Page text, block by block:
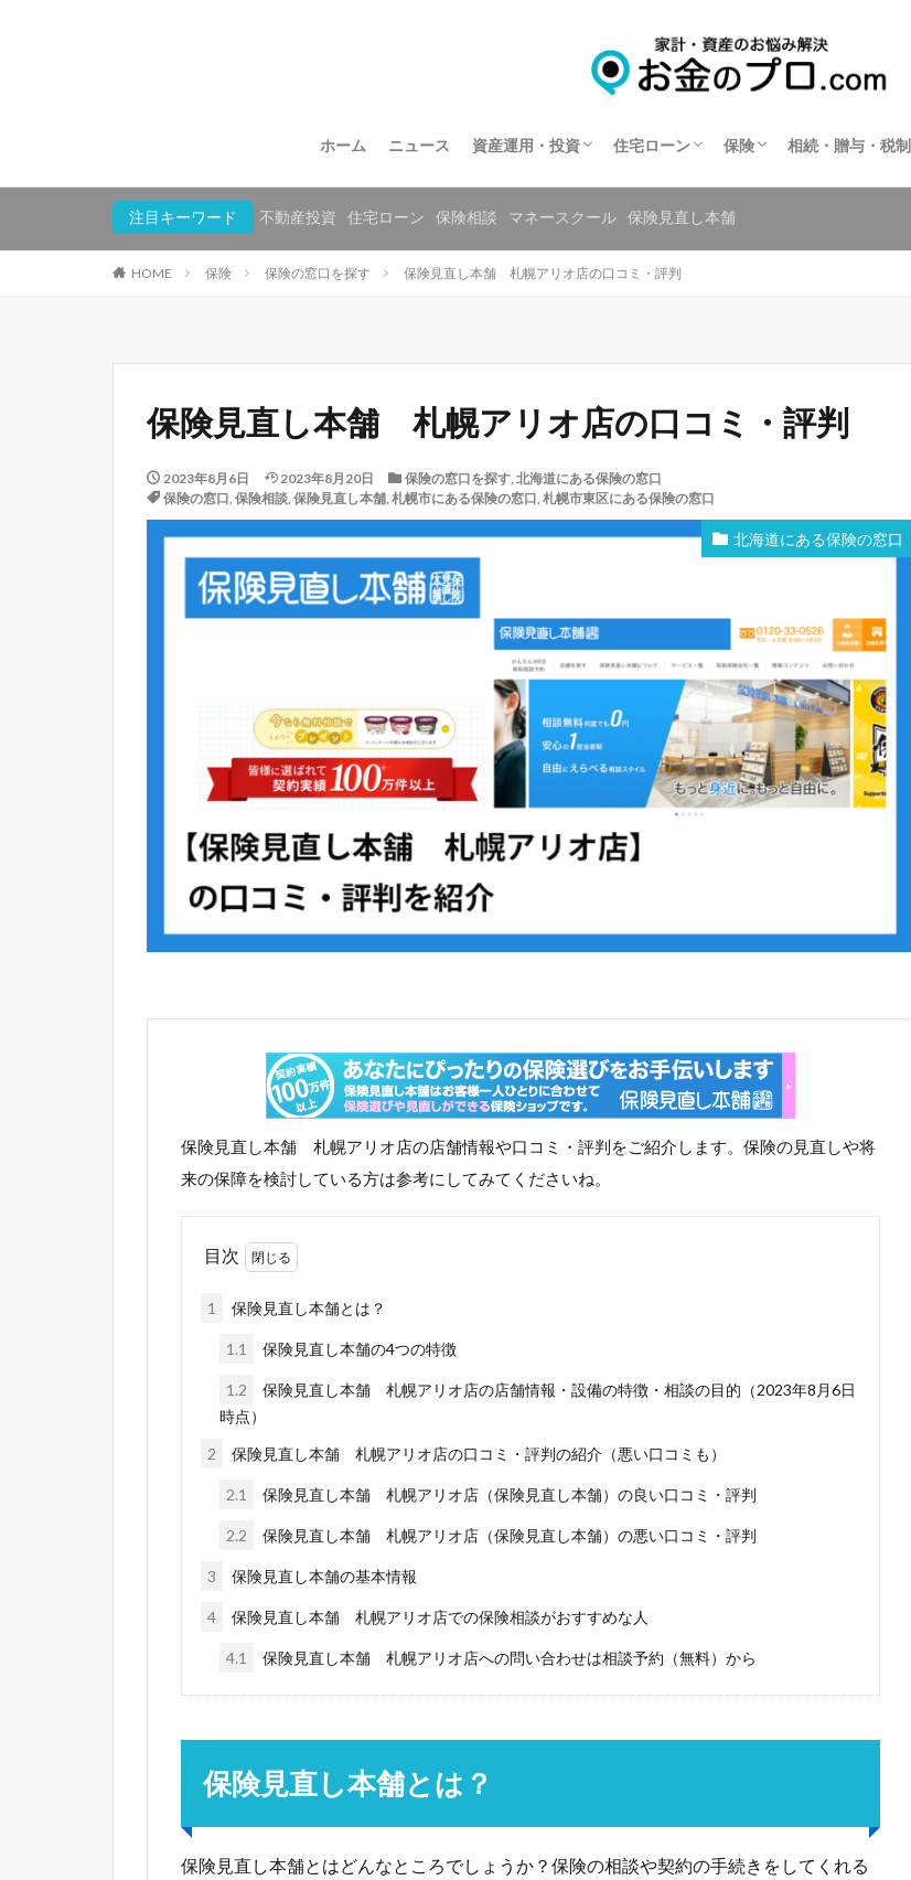
ホーム ニュース 資産運用・投資
不動産投資
住宅ローン
住宅ローン相談
住宅ローンの相談窓口を探す
保険
保険相談
保険の窓口を探す
共済の相談窓口を探す
相続・贈与・税制
注目キーワード 不動産投資 住宅ローン 保険相談 マネースクール 保険見直し本舗
HOME 保険 保険の窓口を探す 保険見直し本舗 札幌アリオ店の口コミ・評判
保険見直し本舗 札幌アリオ店の口コミ・評判
2023年8月6日 2023年8月20日 保険の窓口を探す, 北海道にある保険の窓口
保険の窓口, 保険相談, 保険見直し本舗, 札幌市にある保険の窓口, 札幌市東区にある保険の窓口
北海道にある保険の窓口
保険見直し本舗 札幌アリオ店の店舗情報や口コミ・評判をご紹介します。保険の見直しや将
来の保障を検討している方は参考にしてみてくださいね。
目次
1 保険見直し本舗とは？
1.1 保険見直し本舗の4つの特徴
1.2
保険見直し本舗 札幌アリオ店の店舗情報・設備の特徴・相談の目的（2023年8月6日
時点）
2
保険見直し本舗 札幌アリオ店の口コミ・評判の紹介（悪い口コミも）
2.1 保険見直し本舗 札幌アリオ店（保険見直し本舗）の良い口コミ・評判
2.2 保険見直し本舗 札幌アリオ店（保険見直し本舗）の悪い口コミ・評判
3 保険見直し本舗の基本情報
4 保険見直し本舗 札幌アリオ店での保険相談がおすすめな人
4.1 保険見直し本舗 札幌アリオ店への問い合わせは相談予約（無料）から
保険見直し本舗とは？
保険見直し本舗とはどんなところでしょうか？保険の相談や契約の手続きをしてくれる